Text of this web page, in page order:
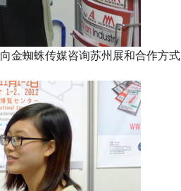
金蜘蛛传媒咨询苏州展和合作方式